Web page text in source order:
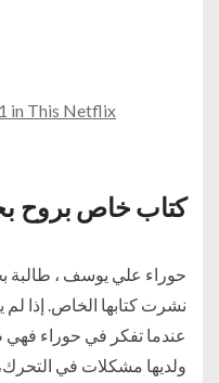
in This Netflix
كتاب خاص بروح
نشرت كتابها الخاص. إذا لم
عندما تفكر في حوراء فهي
ولديها مشكلات في التحرك،